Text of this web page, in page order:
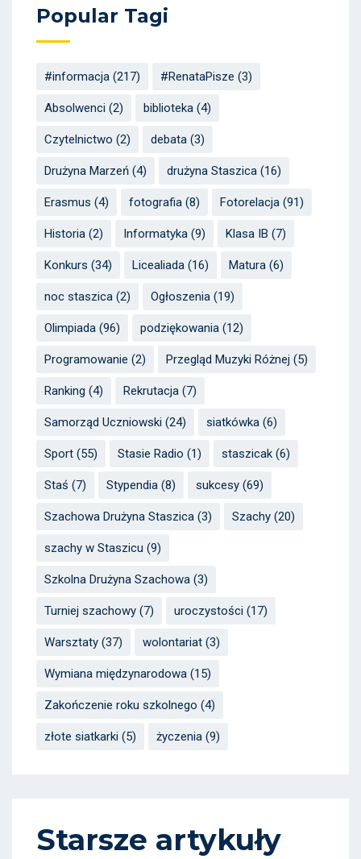
Popular Tagi
#informacja (217) #RenataPisze (3)
Absolwenci (2) biblioteka (4)
Czytelnictwo (2) debata (3)
Drużyna Marzeń (4) drużyna Staszica (16)
Erasmus (4) fotografia (8) Fotorelacja (91)
Historia (2) Informatyka (9) Klasa IB (7)
Konkurs (34) Licealiada (16) Matura (6)
noc staszica (2) Ogłoszenia (19)
Olimpiada (96) podziękowania (12)
Programowanie (2) Przegląd Muzyki Różnej (5)
Ranking (4) Rekrutacja (7)
Samorząd Uczniowski (24) siatkówka (6)
Sport (55) Stasie Radio (1) staszicak (6)
Staś (7) Stypendia (8) sukcesy (69)
Szachowa Drużyna Staszica (3) Szachy (20)
szachy w Staszicu (9)
Szkolna Drużyna Szachowa (3)
Turniej szachowy (7) uroczystości (17)
Warsztaty (37) wolontariat (3)
Wymiana międzynarodowa (15)
Zakończenie roku szkolnego (4)
złote siatkarki (5) życzenia (9)
Starsze artykuły